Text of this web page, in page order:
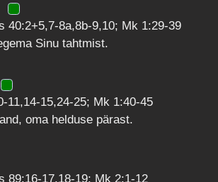
40:2+5,7-8a,8b-9,10; Mk 1:29-39
Sinu tahtmist.
11,14-15,24-25; Mk 1:40-45
oma helduse pärast.
89:16-17,18-19; Mk 2:1-12